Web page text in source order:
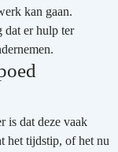
kan gaan.
dat er hulp ter
is dat deze vaak
het tijdstip, of het nu